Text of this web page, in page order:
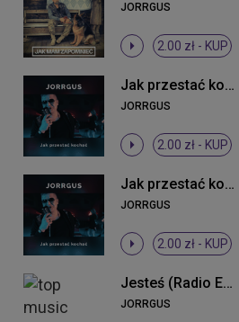
JORRGUS
2.00 zł - KUP
Jak przestać kochać
JORRGUS
2.00 zł - KUP
Jak przestać kochać
JORRGUS
2.00 zł - KUP
Jesteś (Radio Edit 2013)
JORRGUS